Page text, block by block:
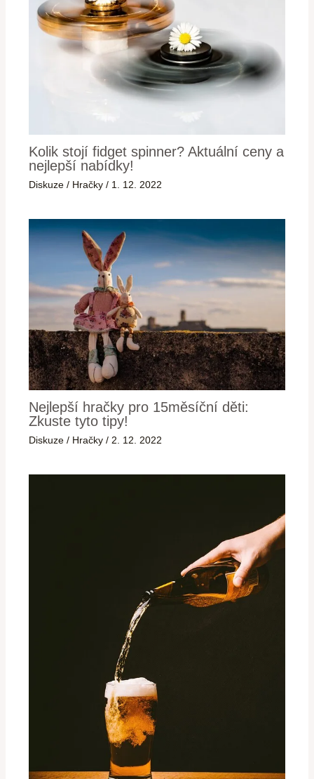
Kolik stojí fidget spinner? Aktuální ceny a
nejlepší nabídky!
Diskuze / Hračky / 1. 12. 2022
Nejlepší hračky pro 15měsíční děti:
Zkuste tyto tipy!
Diskuze / Hračky / 2. 12. 2022